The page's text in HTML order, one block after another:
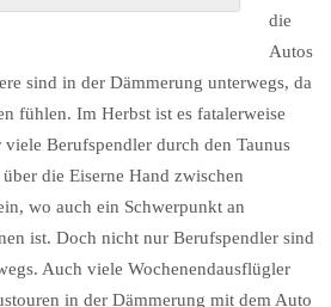
die
Autos
sind in der Dämmerung unterwegs, da
fühlen. Im Herbst ist es fatalerweise
viele Berufspendler durch den Taunus
die Eiserne Hand zwischen
wo auch ein Schwerpunkt an
ist. Doch nicht nur Berufspendler sind
Auch viele Wochenendausflügler
in der Dämmerung mit dem Auto